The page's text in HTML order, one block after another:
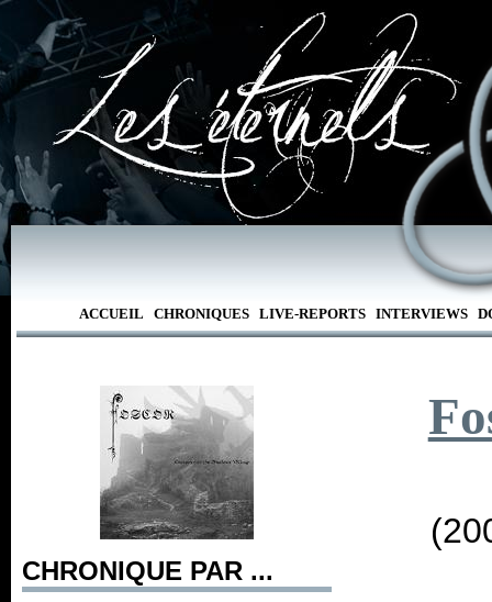
ACCUEIL CHRONIQUES LIVE-REPORTS INTERVIEWS
CHRONIQUE PAR ...